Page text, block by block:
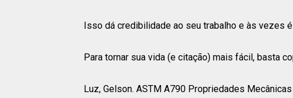
Isso dá credibilidade ao seu trabalho e às vezes
Para tornar sua vida (e citação) mais fácil, basta
Luz, Gelson. ASTM A790 Propriedades